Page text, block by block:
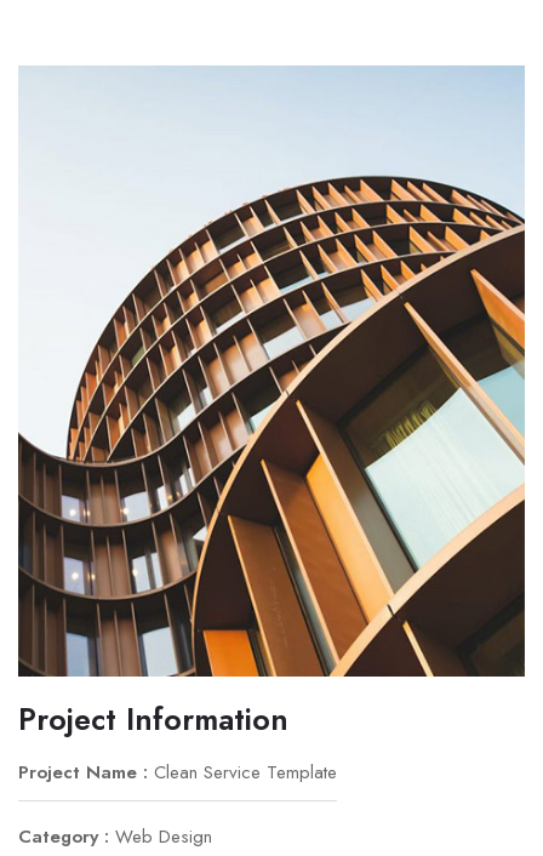
Project Information
Project Name : Clean Service Template
Category : Web Design